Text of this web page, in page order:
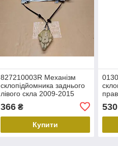
827210003R Механізм
склопідйомника заднього
лівого скла 2009-2015
Renault Megane III Рено
Меган 3 Б-у
366₴
Купити
530